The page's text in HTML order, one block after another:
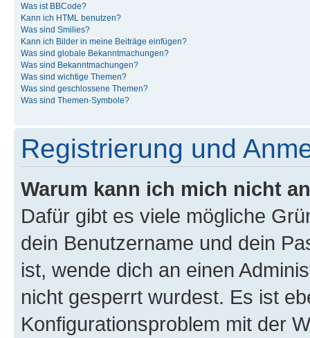
Was ist BBCode?
Kann ich HTML benutzen?
Was sind Smilies?
Kann ich Bilder in meine Beiträge einfügen?
Was sind globale Bekanntmachungen?
Was sind Bekanntmachungen?
Was sind wichtige Themen?
Was sind geschlossene Themen?
Was sind Themen-Symbole?
Registrierung und
Warum kann ich mich nicht
Dafür gibt es viele mögliche
dein Benutzername und dein
ist, wende dich an einen
nicht gesperrt wurdest. Es ist
Konfigurationsproblem mit der